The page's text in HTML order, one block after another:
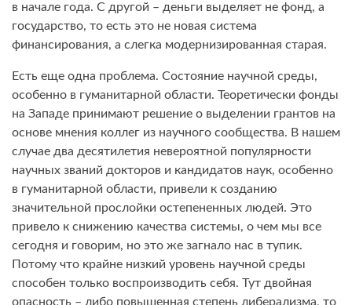
в начале года. С другой – деньги выделяет не фонд, а
государство, то есть это не новая система
финансирования, а слегка модернизированная старая.
Есть еще одна проблема. Состояние научной среды,
особенно в гуманитарной области. Теоретически фонды
на Западе принимают решение о выделении грантов на
основе мнения коллег из научного сообщества. В нашем
случае два десятилетия невероятной популярности
научных званий докторов и кандидатов наук, особенно
в гуманитарной области, привели к созданию
значительной прослойки остепененных людей. Это
привело к снижению качества системы, о чем мы все
сегодня и говорим, но это же загнало нас в тупик.
Потому что крайне низкий уровень научной среды
способен только воспроизводить себя. Тут двойная
опасность – либо повышенная степень либерализма, то